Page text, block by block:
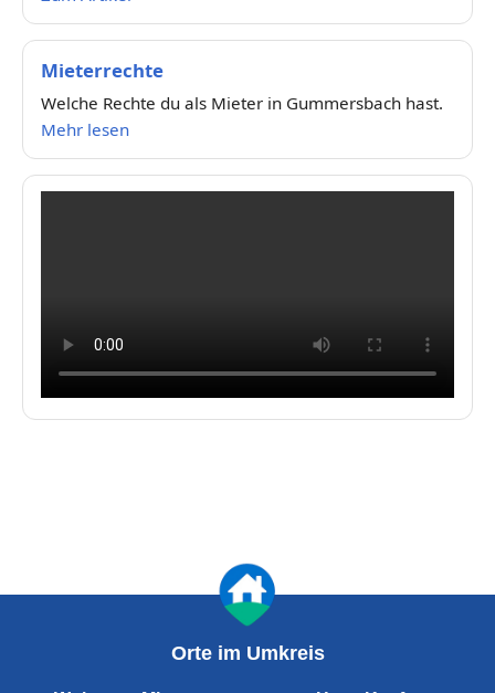
Mieterrechte
Welche Rechte du als Mieter in Gummersbach hast.
Mehr lesen
Orte im Umkreis